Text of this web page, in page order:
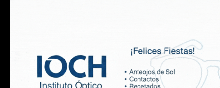
Copyright 2025 Nuestra Gente.